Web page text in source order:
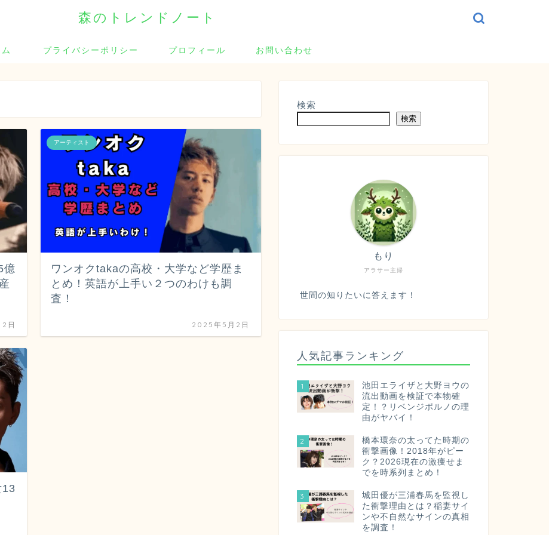
森のトレンドノート
プライバシーポリシー プロフィール お問い合わせ
億
日
アーティスト
ワンオクtakaの高校・大学など学歴ま
とめ！英語が上手い２つのわけも調
査！
2025年5月2日
13
検索
検索
アラサー主婦
もり
世間の知りたいに答えます！
人気記事ランキング
1
池田エライザと大野ヨウの
流出動画を検証で本物確
定！？リベンジポルノの理
由がヤバイ！
2
橋本環奈の太ってた時期の
衝撃画像！2018年がピー
ク？2026現在の激痩せま
でを時系列まとめ！
3
城田優が三浦春馬を監視し
た衝撃理由とは？稲妻サイ
ンや不自然なサインの真相
を調査！